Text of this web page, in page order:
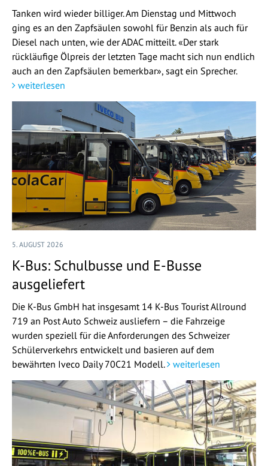
Tanken wird wieder billiger. Am Dienstag und Mittwoch
ging es an den Zapfsäulen sowohl für Benzin als auch für
Diesel nach unten, wie der ADAC mitteilt. «Der stark
rückläufige Ölpreis der letzten Tage macht sich nun endlich
auch an den Zapfsäulen bemerkbar», sagt ein Sprecher.
weiterlesen
5. AUGUST 2026
K-Bus: Schulbusse und E-Busse
ausgeliefert
Die K-Bus GmbH hat insgesamt 14 K-Bus Tourist Allround
719 an Post Auto Schweiz ausliefern – die Fahrzeige
wurden speziell für die Anforderungen des Schweizer
Schülerverkehrs entwickelt und basieren auf dem
bewährten Iveco Daily 70C21 Modell.
weiterlesen